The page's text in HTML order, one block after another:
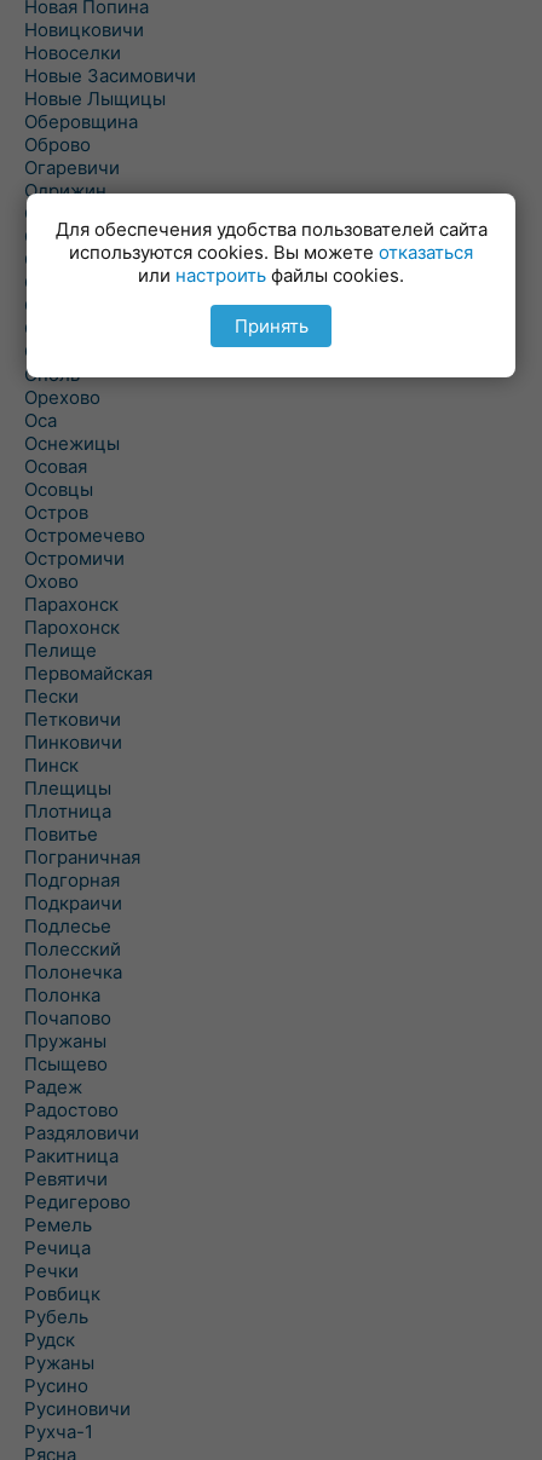
Новая Попина
Новицковичи
Новоселки
Новые Засимовичи
Новые Лыщицы
Оберовщина
Оброво
Огаревичи
Одрижин
Оздамичи
Озяты
Олтуш
Ольманы
Ольпень
Ольшаны
Омельная
Ополь
Орехово
Оса
Оснежицы
Осовая
Осовцы
Остров
Остромечево
Остромичи
Охово
Парахонск
Парохонск
Пелище
Первомайская
Пески
Петковичи
Пинковичи
Пинск
Плещицы
Плотница
Повитье
Пограничная
Подгорная
Подкраичи
Подлесье
Полесский
Полонечка
Полонка
Почапово
Пружаны
Псыщево
Радеж
Радостово
Раздяловичи
Ракитница
Ревятичи
Редигерово
Ремель
Речица
Речки
Ровбицк
Рубель
Рудск
Ружаны
Русино
Русиновичи
Рухча-1
Рясна
Для обеспечения удобства пользователей сайта
используются cookies. Вы можете отказаться
или настроить файлы cookies.
Принять